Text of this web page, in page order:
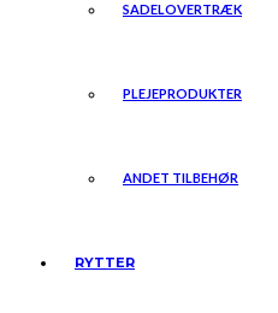
SADELOVERTRÆK
PLEJEPRODUKTER
ANDET TILBEHØR
RYTTER